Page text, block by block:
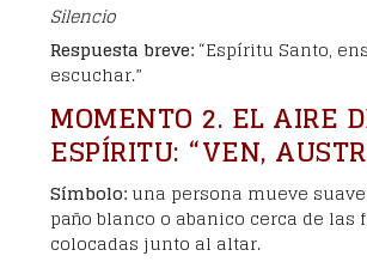
Silencio
Respuesta breve: “Espíritu Santo,
escuchar.”
MOMENTO 2. EL AIRE
ESPÍRITU: “VEN,
Símbolo: una persona mueve
paño blanco o abanico cerca de las
colocadas junto al altar.